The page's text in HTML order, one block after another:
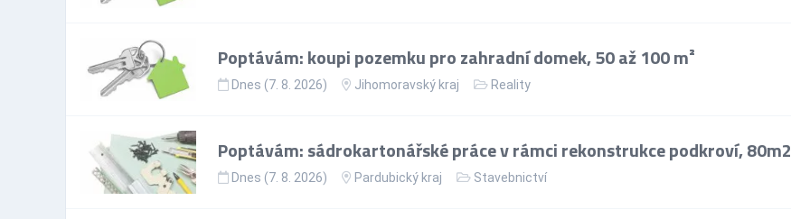
Poptávám: koupi pozemku pro zahradní domek, 50 až 100 m²
Dnes (7. 8. 2026) Jihomoravský kraj Reality
Poptávám: sádrokartonářské práce v rámci rekonstrukce podkroví, 80m2
Dnes (7. 8. 2026) Pardubický kraj Stavebnictví